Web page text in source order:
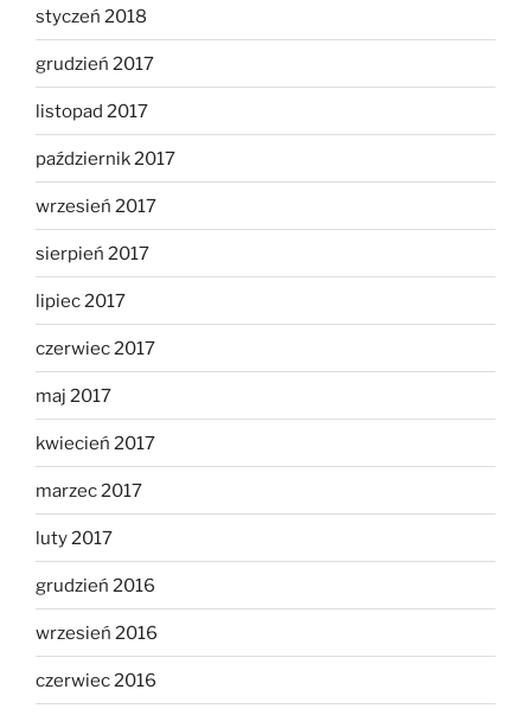
styczeń 2018
grudzień 2017
listopad 2017
październik 2017
wrzesień 2017
sierpień 2017
lipiec 2017
czerwiec 2017
maj 2017
kwiecień 2017
marzec 2017
luty 2017
grudzień 2016
wrzesień 2016
czerwiec 2016